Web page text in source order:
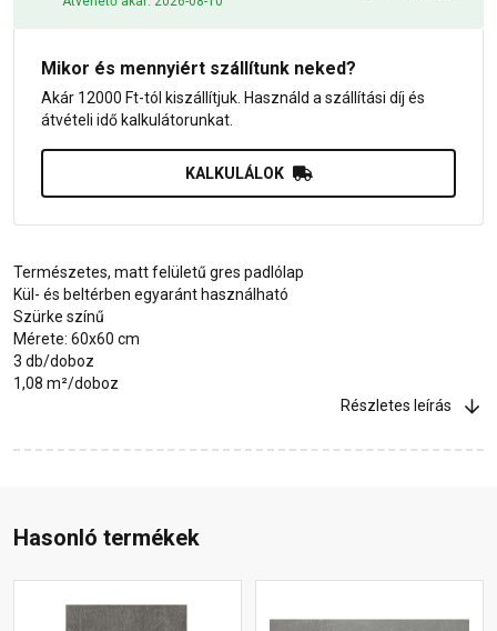
Mikor és mennyiért szállítunk neked?
Akár 12000 Ft-tól kiszállítjuk. Használd a szállítási díj és
átvételi idő kalkulátorunkat.
KALKULÁLOK
Természetes, matt felületű gres padlólap
Kül- és beltérben egyaránt használható
Szürke színű
Mérete: 60x60 cm
3 db/doboz
1,08 m²/doboz
Részletes leírás
Hasonló termékek